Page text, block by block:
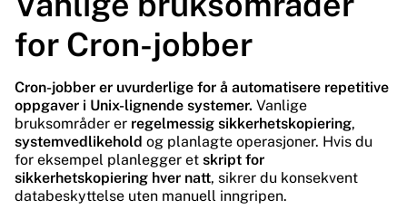
for Cron-jobber
Cron-jobber er uvurderlige for å automatisere repetitive
oppgaver i Unix-lignende systemer. Vanlige
bruksområder er regelmessig sikkerhetskopiering,
systemvedlikehold og planlagte operasjoner. Hvis du
for eksempel planlegger et skript for
sikkerhetskopiering hver natt, sikrer du konsekvent
databeskyttelse uten manuell inngripen.